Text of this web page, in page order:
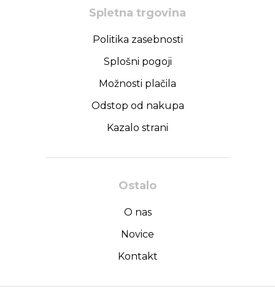
Spletna trgovina
Politika zasebnosti
Splošni pogoji
Možnosti plačila
Odstop od nakupa
Kazalo strani
Ostalo
O nas
Novice
Kontakt